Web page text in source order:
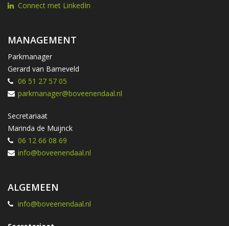
Connect met LinkedIn
MANAGEMENT
Parkmanager
Gerard van Barneveld
06 51 27 57 05
parkmanager@boveenendaal.nl
Secretariaat
Marinda de Muijnck
06 12 66 08 69
info@boveenendaal.nl
ALGEMEEN
info@boveenendaal.nl